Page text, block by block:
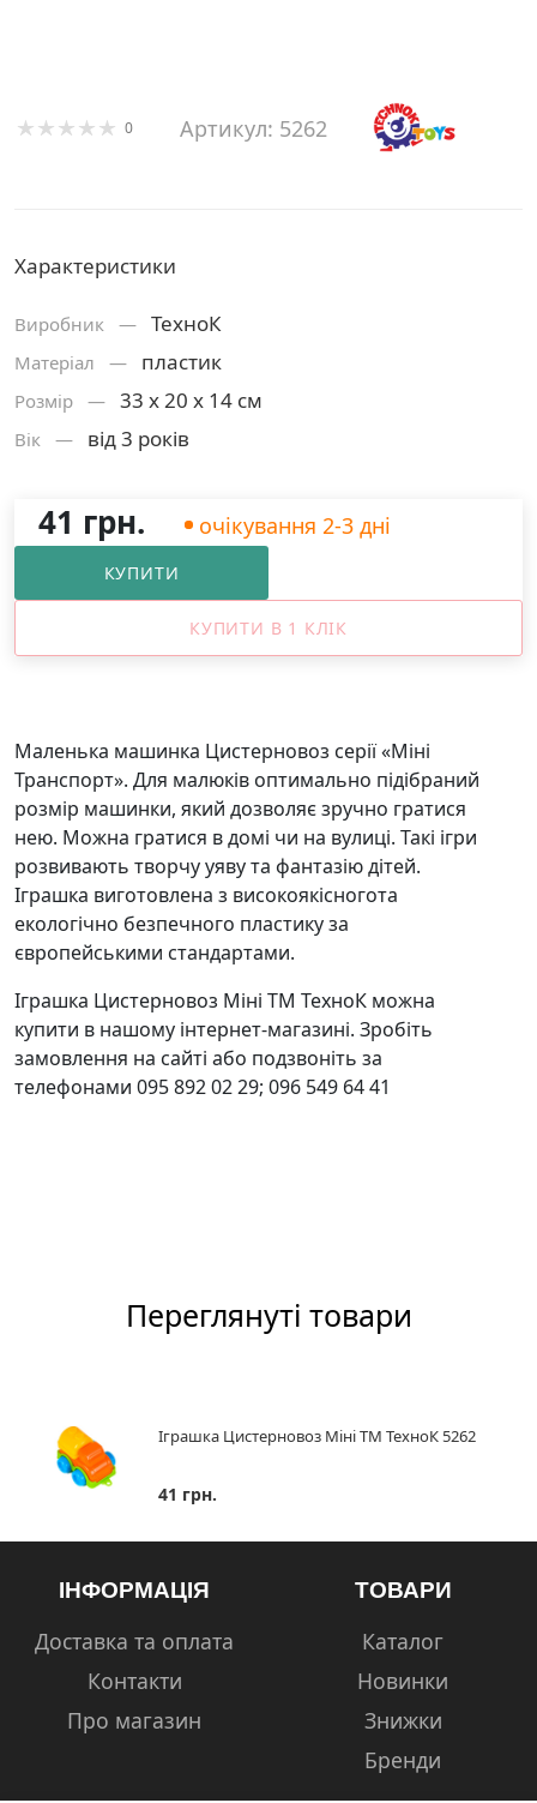
0 Артикул: 5262
Характеристики
Виробник — ТехноК
Матерiал — пластик
Розмiр — 33 х 20 х 14 см
Вік — від 3 років
41 грн. очікування 2-3 дні
КУПИТИ
КУПИТИ В 1 КЛІК
Маленька машинка Цистерновоз серії «Міні
Транспорт». Для малюків оптимально підібраний
розмір машинки, який дозволяє зручно гратися
нею. Можна гратися в домі чи на вулиці. Такі ігри
розвивають творчу уяву та фантазію дітей.
Іграшка виготовлена з високоякісногота
екологічно безпечного пластику за
європейськими стандартами.
Іграшка Цистерновоз Міні ТМ ТехноК можна
купити в нашому інтернет-магазині. Зробіть
замовлення на сайті або подзвоніть за
телефонами 095 892 02 29; 096 549 64 41
Переглянуті товари
Іграшка Цистерновоз Міні ТМ ТехноК 5262
41 грн.
ІНФОРМАЦІЯ
Доставка та оплата
Контакти
Про магазин
ТОВАРИ
Каталог
Новинки
Знижки
Бренди